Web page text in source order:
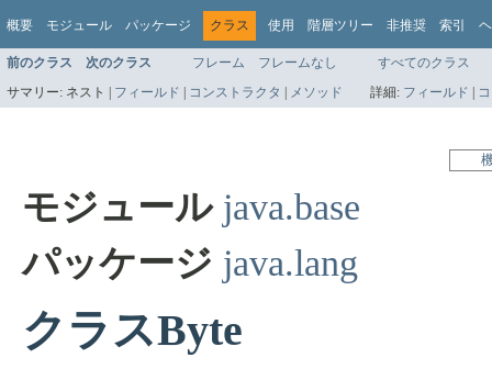
概要 モジュール パッケージ クラス 使用 階層ツリー 非推奨 索引
前のクラス 次のクラス フレーム フレームなし
すべてのクラス
サマリー: ネスト | フィールド | コンストラクタ | メソッド 詳細: フィールド |
モジュール java.base
パッケージ java.lang
クラスByte